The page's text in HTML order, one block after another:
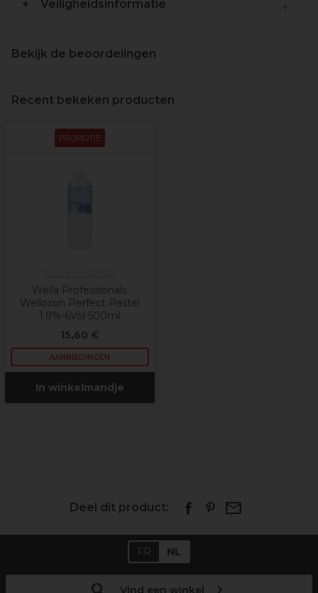
Veiligheidsinformatie
Bekijk de beoordelingen
Recent bekeken producten
PROMOTIE
Wella Professionals
Welloxon Perfect Pastel
1.9%-6Vol 500ml
15,60 €
AANBIEDINGEN
In winkelmandje
Deel dit product:
FR NL
Vind een winkel